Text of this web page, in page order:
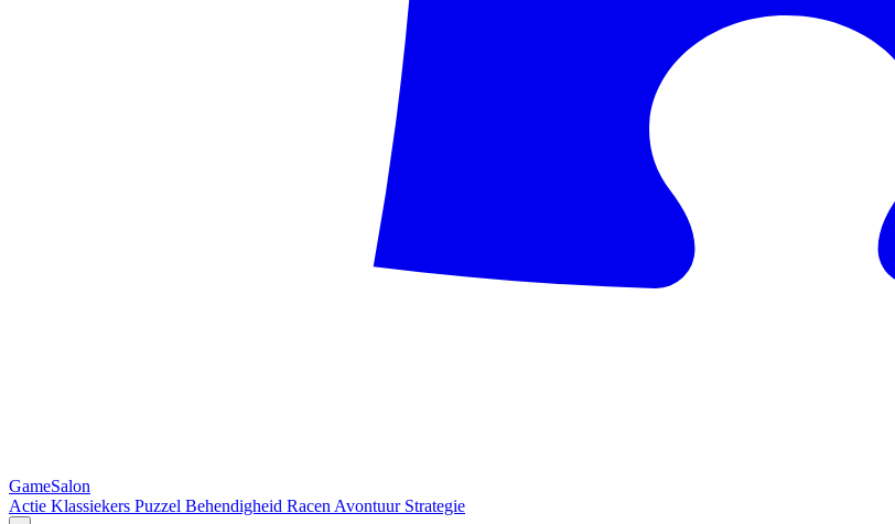
GameSalon
Actie Klassiekers Puzzel Behendigheid Racen Avontuur Strategie